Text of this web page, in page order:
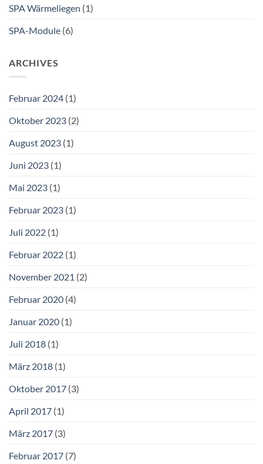
SPA Wärmeliegen (1)
SPA-Module (6)
ARCHIVES
Februar 2024 (1)
Oktober 2023 (2)
August 2023 (1)
Juni 2023 (1)
Mai 2023 (1)
Februar 2023 (1)
Juli 2022 (1)
Februar 2022 (1)
November 2021 (2)
Februar 2020 (4)
Januar 2020 (1)
Juli 2018 (1)
März 2018 (1)
Oktober 2017 (3)
April 2017 (1)
März 2017 (3)
Februar 2017 (7)